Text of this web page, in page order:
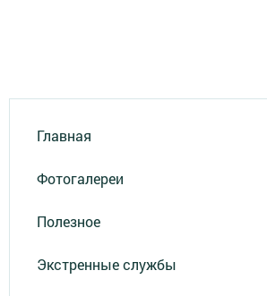
Главная
Фотогалереи
Полезное
Экстренные службы